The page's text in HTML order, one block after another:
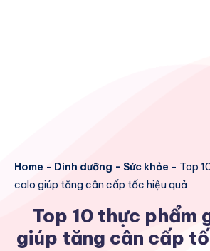
Home - Dinh dưỡng - Sức khỏe - Top
calo giúp tăng cân cấp tốc hiệu quả
Top 10 thực phẩm
giúp tăng cân cấp